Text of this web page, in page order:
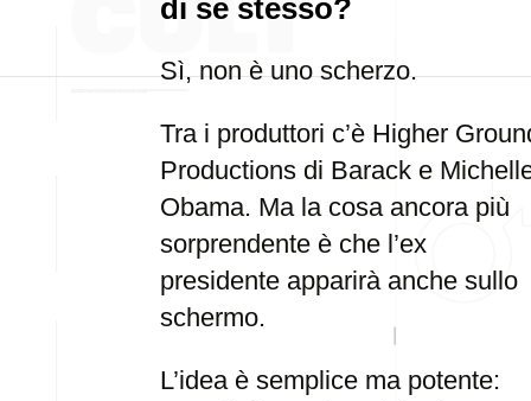
di sé stesso?
Sì, non è uno scherzo.
Tra i produttori c’è Higher
Productions di Barack e
Obama. Ma la cosa ancora più
sorprendente è che l’ex
presidente apparirà anche sullo
schermo.
L’idea è semplice ma potente: